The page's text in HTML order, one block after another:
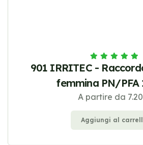
901 IRRITEC -
femmina PN/PFA
A partire da
Aggiungi al